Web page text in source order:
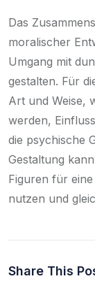
Das
moralischer
Umgang mit
gestalten. Für
Art und Weise,
werden,
die psychische
Gestaltung
Figuren für
nutzen und
Share This